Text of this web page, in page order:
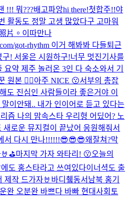
!!! 뭐???배고파앙hi there!첫합주!!야
활동도 정말 고생 많았다구 고마워
片。 이따만나
got-rhythm 이거 해봐봐 다들퇴근
! 서울은 시원하구!너무 멋진기사를
요약 제주 놀러온 3인 다 숙소와서 기
원본 🙂‍↕️아주 NICE 😗서부의 총잡
도 진심인 사람들이라 좋은거야 이
이안돼.. 내가 인이어로 듣고 있다는
즘 나의 맘속스타 우리형 어딨어? 노
새로운 뮤지컬이 끝났어 응원해줘서
서 다시 만나!!!!!!😎😎😎왜잘쳐?막
마지막 가자 와타리! 😗오늘의
도 홍스타라고 쓰여있다이너셕도 출
제작 드가자🤘 바디췤동서남북 홍기
완 오분완 바쁘다 바빠 현대사회 토